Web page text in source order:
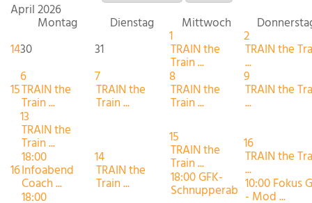
April 2026
Montag Dienstag Mittwoch
1430 31
1
TRAIN the
Train ...
2
TRAIN the
...
15
6
TRAIN the
Train ...
7
TRAIN the
Train ...
8
TRAIN the
Train ...
9
TRAIN the
...
16
13
TRAIN the
Train ...
18:00
Infoabend
Coach ...
18:00
14
TRAIN the
Train ...
15
TRAIN the
Train ...
18:00 GFK-
Schnupperab
16
TRAIN the
...
10:00 Fokus
- Mod ...